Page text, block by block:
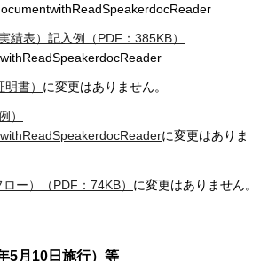
績表）記入例（PDF：385KB）
書） に変更はありません。
）
に変更はありま
ー）（PDF：74KB） に変更はありません。
5月10日施行）等